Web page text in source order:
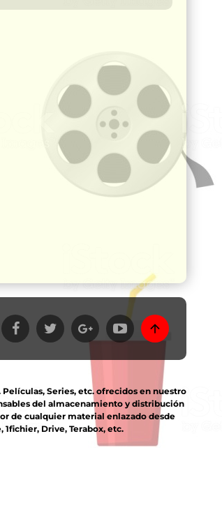
Series, etc. ofrecidos en nuestro
del almacenamiento y distribución
de cualquier material enlazado desde
Drive, Terabox, etc.